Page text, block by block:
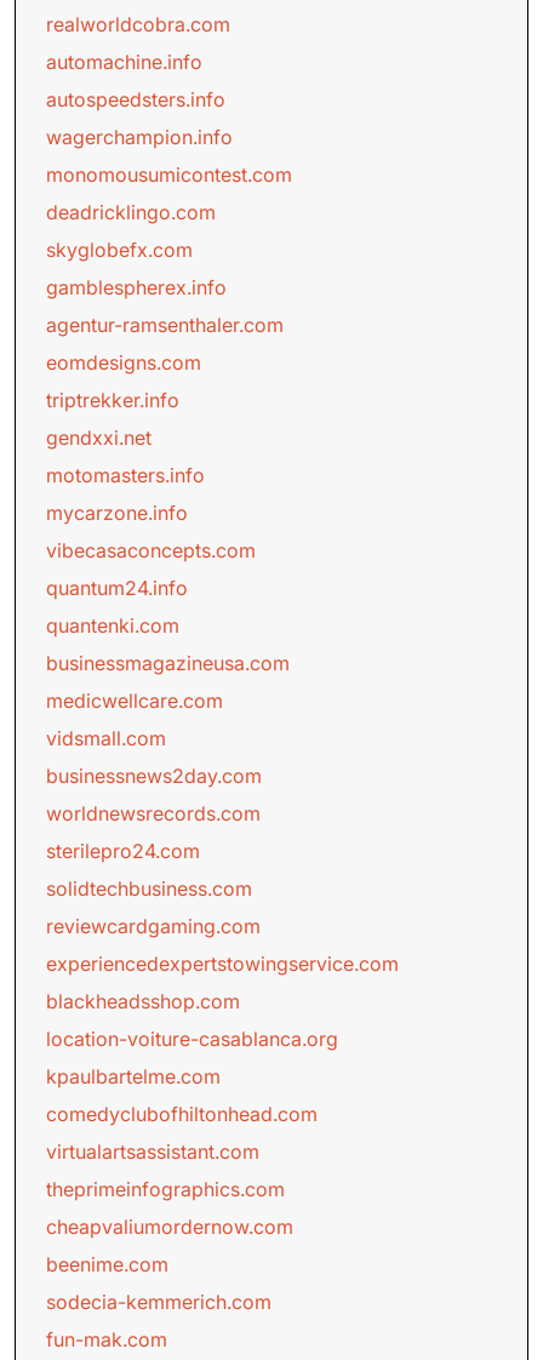
realworldcobra.com
automachine.info
autospeedsters.info
wagerchampion.info
monomousumicontest.com
deadricklingo.com
skyglobefx.com
gamblespherex.info
agentur-ramsenthaler.com
eomdesigns.com
triptrekker.info
gendxxi.net
motomasters.info
mycarzone.info
vibecasaconcepts.com
quantum24.info
quantenki.com
businessmagazineusa.com
medicwellcare.com
vidsmall.com
businessnews2day.com
worldnewsrecords.com
sterilepro24.com
solidtechbusiness.com
reviewcardgaming.com
experiencedexpertstowingservice.com
blackheadsshop.com
location-voiture-casablanca.org
kpaulbartelme.com
comedyclubofhiltonhead.com
virtualartsassistant.com
theprimeinfographics.com
cheapvaliumordernow.com
beenime.com
sodecia-kemmerich.com
fun-mak.com